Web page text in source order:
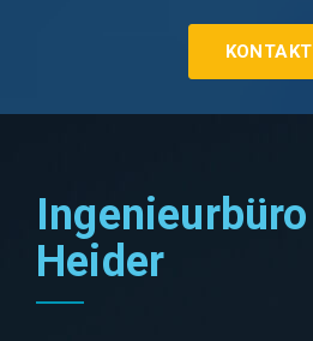
KONTAKT
Ingenieurbüro
Heider